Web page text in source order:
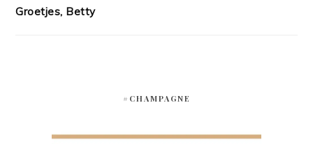
Groetjes, Betty
#CHAMPAGNE